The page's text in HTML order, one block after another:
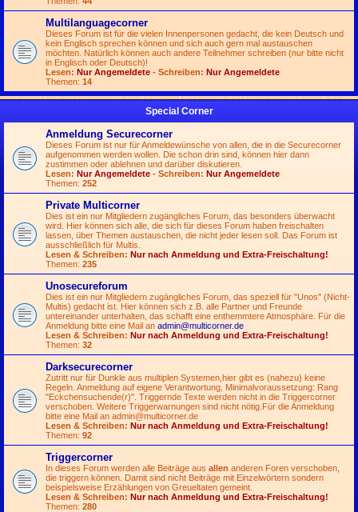
Multilanguagecorner
Dieses Forum ist für die vielen Innenpersonen gedacht, die kein Deutsch und
kein Englisch sprechen können und sich auch gern mal austauschen
möchten. Natürlich können auch andere Teilnehmer schreiben (nur bitte nicht
in Englisch oder Deutsch)!
Lesen: Nur Angemeldete - Schreiben: Nur Angemeldete
Themen: 14
Special Corner
Anmeldung Securecorner
Dieses Forum ist nur für Anmeldewünsche von allen, die in die Securecorner
aufgenommen werden wollen. Die schon drin sind, können hier dann
zustimmen oder ablehnen und darüber diskutieren.
Lesen: Nur Angemeldete - Schreiben: Nur Angemeldete
Themen: 252
Private Multicorner
Dies ist ein nur Mitgliedern zugängliches Forum, das besonders überwacht
wird. Hier können sich alle, die sich für dieses Forum haben freischalten
lassen, über Themen austauschen, die nicht jeder lesen soll. Das Forum ist
ausschließlich für Multis.
Lesen & Schreiben: Nur nach Anmeldung und Extra-Freischaltung!
Themen: 235
Unosecureforum
Dies ist ein nur Mitgliedern zugängliches Forum, das speziell für "Unos" (Nicht-
Multis) gedacht ist. Hier können sich z.B. alle Partner und Freunde
untereinander unterhalten, das schafft eine enthemmtere Atmosphäre. Für die
Anmeldung bitte eine Mail an admin@multicorner.de
Lesen & Schreiben: Nur nach Anmeldung und Extra-Freischaltung!
Themen: 32
Darksecurecorner
Zutritt nur für Dunkle aus multiplen Systemen,hier gibt es (nahezu) keine
Regeln. Anmeldung auf eigene Verantwortung, Minimalvoraussetzung: Rang
"Eckchensuchende(r)". Triggernde Texte werden nicht in die Triggercorner
verschoben. Weitere Triggerwarnungen sind nicht nötig.Für die Anmeldung
bitte eine Mail an admin@multicorner.de
Lesen & Schreiben: Nur nach Anmeldung und Extra-Freischaltung!
Themen: 92
Triggercorner
In dieses Forum werden alle Beiträge aus allen anderen Foren verschoben,
die triggern können. Damit sind nicht Beiträge mit Einzelwörtern sondern
beispielsweise Erzählungen von Greueltaten gemeint.
Lesen & Schreiben: Nur nach Anmeldung und Extra-Freischaltung!
Themen: 280